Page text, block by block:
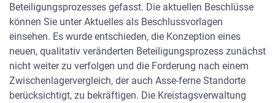
Weitere Beiträge der A2B
Keine Annäherung zwischen Asse-
Begleitgruppe und Behörden
Beteiligungsprozesses gefasst. Die aktuellen Beschlüsse
können Sie unter Aktuelles als Beschlussvorlagen
einsehen. Es wurde entschieden, die Konzeption eines
neuen, qualitativ veränderten Beteiligungsprozess zunächst
nicht weiter zu verfolgen und die Forderung nach einem
Zwischenlagervergleich, der auch Asse-ferne Standorte
berücksichtigt, zu bekräftigen. Die Kreistagsverwaltung